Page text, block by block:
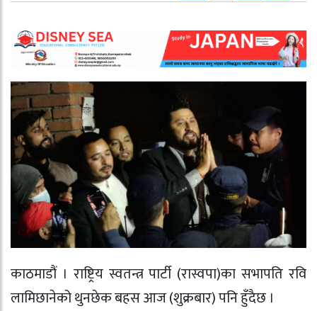
काठमाडौं । राष्ट्रिय स्वतन्त्र पार्टी (रास्वपा)का सभापति रवि
लामिछानेको थुनछेक बहस आज (शुक्रबार) पनि हुँदैछ ।